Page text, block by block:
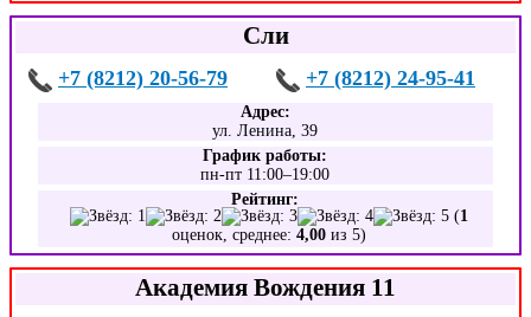
Сли
+7 (8212) 20-56-79 +7 (8212) 24-95-41
Адрес:
ул. Ленина, 39
График работы:
пн-пт 11:00–19:00
Рейтинг:
(1
оценок, среднее:4,00 из 5)
Академия Вождения 11